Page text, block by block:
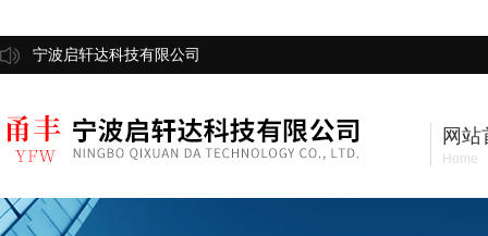
宁波启轩达科技有限公司
网站
Home